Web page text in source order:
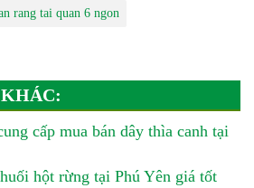
rang tai quan 6 ngon
cấp mua bán dây thìa canh tại
hột rừng tại Phú Yên giá tốt